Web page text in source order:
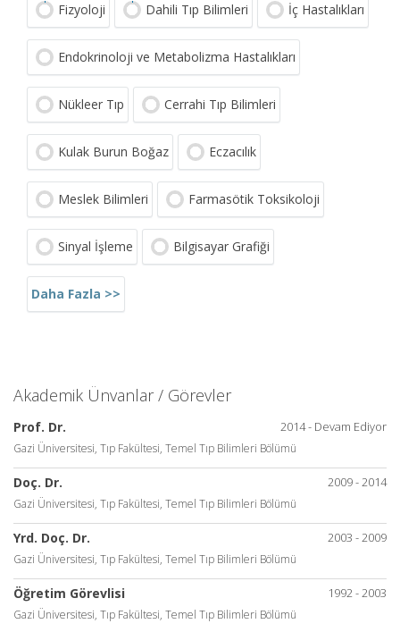
Fizyoloji Dahili Tıp Bilimleri İç Hastalıkları
Endokrinoloji ve Metabolizma Hastalıkları
Nükleer Tıp Cerrahi Tıp Bilimleri
Kulak Burun Boğaz Eczacılık
Meslek Bilimleri Farmasötik Toksikoloji
Sinyal İşleme Bilgisayar Grafiği
Daha Fazla >>
Akademik Ünvanlar / Görevler
2014 - Devam Ediyor
Prof. Dr.
Gazi Üniversitesi, Tıp Fakültesi, Temel Tıp Bilimleri Bölümü
2009 - 2014
Doç. Dr.
Gazi Üniversitesi, Tıp Fakültesi, Temel Tıp Bilimleri Bölümü
2003 - 2009
Yrd. Doç. Dr.
Gazi Üniversitesi, Tıp Fakültesi, Temel Tıp Bilimleri Bölümü
1992 - 2003
Öğretim Görevlisi
Gazi Üniversitesi, Tıp Fakültesi, Temel Tıp Bilimleri Bölümü